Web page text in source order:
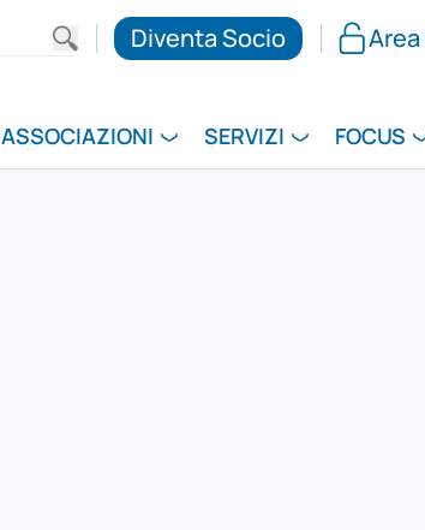
Diventa Socio
ASSOCIAZIONI SERVIZI FOCUS